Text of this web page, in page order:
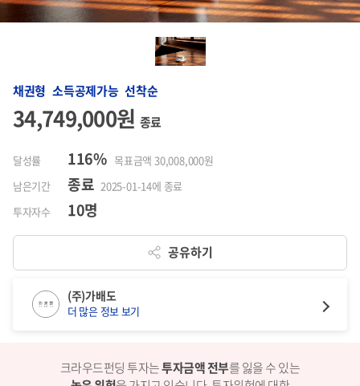
채권형 소득공제가능 선착순
34,749,000원 종료
달성률 116% 목표금액 30,008,000원
남은기간
종료 2025-01-14에 종료
투자자수
10명
공유하기
크라우드펀딩 투자는투자금액 전부를 잃을 수 있는
(주)가배도
더 많은 정보 보기